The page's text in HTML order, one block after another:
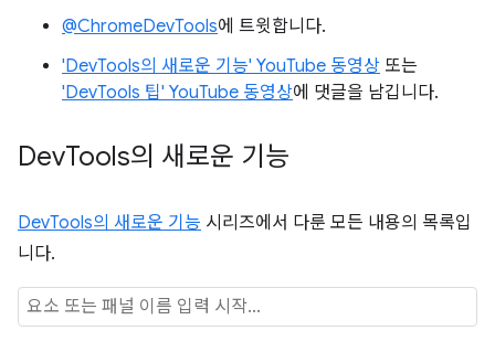
@ChromeDevTools에 트윗합니다.
'DevTools의 새로운 기능' YouTube 동영상 또는
'DevTools 팁' YouTube 동영상에 댓글을 남깁니다.
DevTools의 새로운 기능
DevTools의 새로운 기능 시리즈에서 다룬 모든 내용의 목록입
니다.